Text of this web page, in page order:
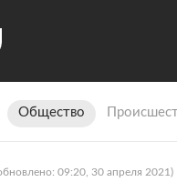
Общество
09:20, 30 апреля 2021)